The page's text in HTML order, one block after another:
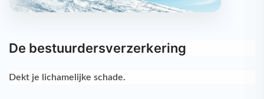
De bestuurdersverzerkering
Dekt je lichamelijke schade.